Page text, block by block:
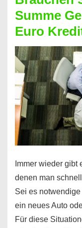
Geht
das
überhaupt?
Na
klar!
Summe
Euro
Immer wieder gibt
denen man
Sei es
ein neues Auto
Für diese